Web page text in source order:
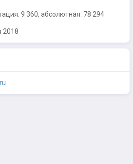
9 360, абсолютная: 78 294
2018